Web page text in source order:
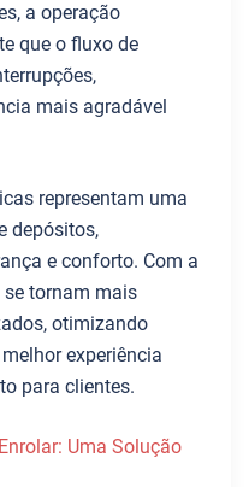
a operação
que o fluxo de
mais agradável
representam uma
depósitos,
e conforto. Com a
se tornam mais
otimizando
experiência
para clientes.
Uma Solução